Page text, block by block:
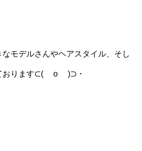
モデルさんやヘアスタイル、そし
ております⊂( o )⊃・